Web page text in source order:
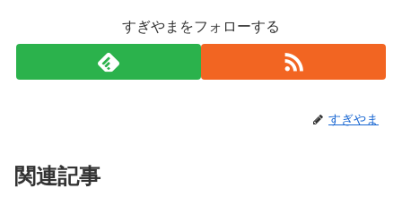
すぎやまをフォローする
すぎやま
関連記事